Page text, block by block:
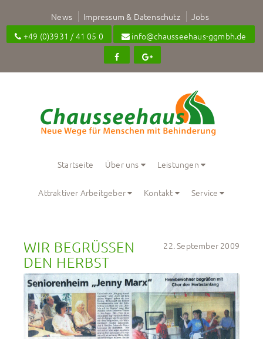
News Impressum & Datenschutz
Jobs
+49 (0)3931 / 41 05 0
info@chausseehaus-ggmbh.de
Startseite Über uns Leistungen
Attraktiver Arbeitgeber Kontakt Service
22. September 2009
WIR BEGRÜSSEN D
EN HERBST